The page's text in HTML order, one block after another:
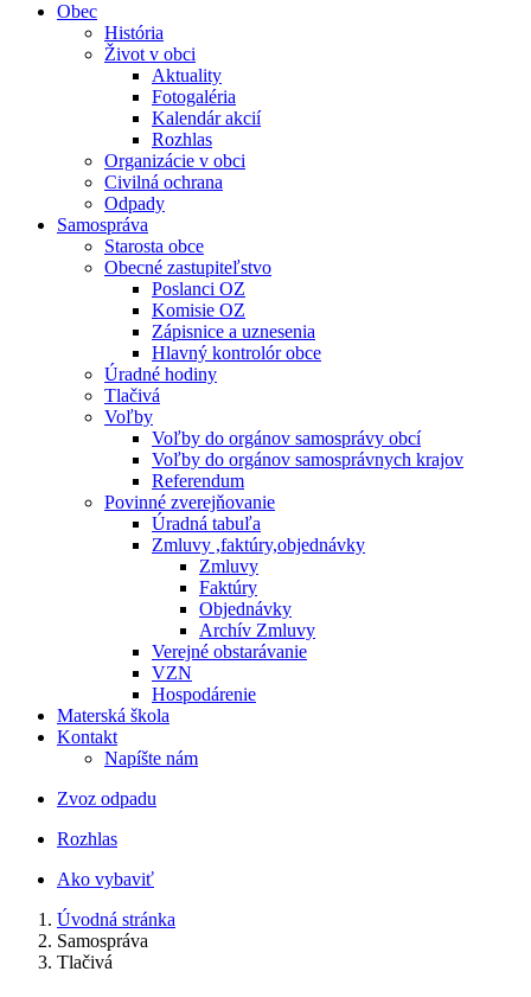
Obec
História
Život v obci
Aktuality
Fotogaléria
Kalendár akcií
Rozhlas
Organizácie v obci
Civilná ochrana
Odpady
Samospráva
Starosta obce
Obecné zastupiteľstvo
Poslanci OZ
Komisie OZ
Zápisnice a uznesenia
Hlavný kontrolór obce
Úradné hodiny
Tlačivá
Voľby
Voľby do orgánov samosprávy obcí
Voľby do orgánov samosprávnych krajov
Referendum
Povinné zverejňovanie
Úradná tabuľa
Zmluvy ,faktúry,objednávky
Zmluvy
Faktúry
Objednávky
Archív Zmluvy
Verejné obstarávanie
VZN
Hospodárenie
Materská škola
Kontakt
Napíšte nám
Zvoz odpadu
Rozhlas
Ako vybaviť
Úvodná stránka
Samospráva
Tlačivá